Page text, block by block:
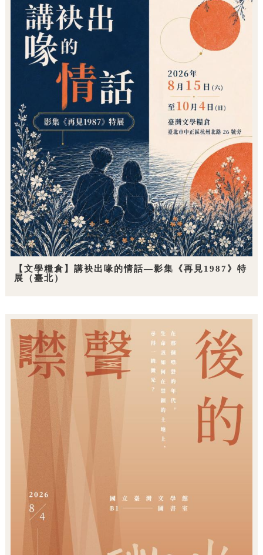
【文學糧倉】講袂出喙的情話—影集《再見1987》特
展（臺北）